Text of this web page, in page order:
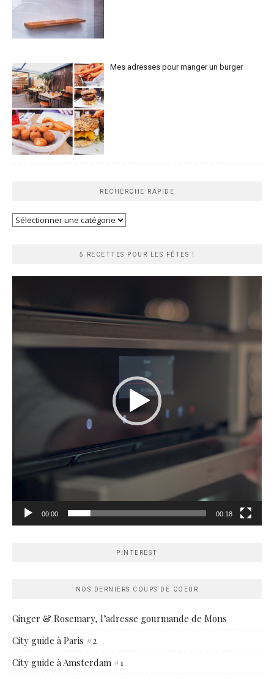
Mes adresses pour manger un burger
RECHERCHE RAPIDE
Recherche
5 RECETTES POUR LES FÊTES !
00:00 00:18
PINTEREST
NOS DERNIERS COUPS DE COEUR
Ginger & Rosemary, l’adresse gourmande de Mons
City guide à Paris #2
City guide à Amsterdam #1